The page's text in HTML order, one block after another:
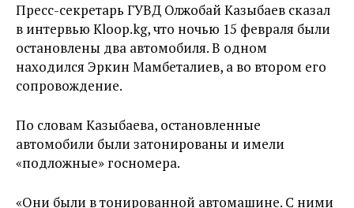
Пресс-секретарь ГУВД Олжобай Казыбаев сказал
в интервью Kloop.kg, что ночью 15 февраля были
остановлены два автомобиля. В одном
находился Эркин Мамбеталиев, а во втором его
сопровождение.
По словам Казыбаева, остановленные
автомобили были затонированы и имели
«подложные» госномера.
«Они были в тонированной автомашине. С ними